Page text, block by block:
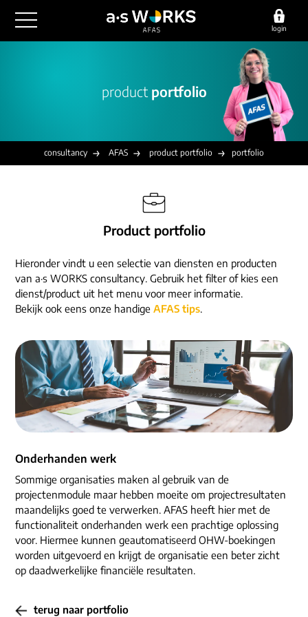
login
financiële administratie
juridische zaken
detachering
finance
implementatie
functioneel beheer
overige diensten
werving & selectie
outsourcing
detachering
consultancy
werken bij
onze experts
ons dna
contact
vestigingen
social media
product portfolio
consultancy AFAS product portfolio portfolio
Product portfolio
Hieronder vindt u een selectie van diensten en producten
van a·s WORKS consultancy. Gebruik het filter of kies een
dienst/product uit het menu voor meer informatie.
Bekijk ook eens onze handige AFAS tips.
Onderhanden werk
Sommige organisaties maken al gebruik van de
projectenmodule maar hebben moeite om projectresultaten
maandelijks goed te verwerken. AFAS heeft hier met de
functionaliteit onderhanden werk een prachtige oplossing
voor. Hiermee kunnen geautomatiseerd OHW-boekingen
worden uitgevoerd en krijgt de organisatie een beter zicht
op daadwerkelijke financiële resultaten.
terug naar portfolio